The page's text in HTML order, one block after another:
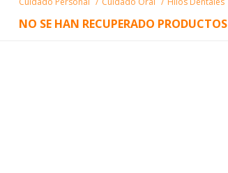
NO SE HAN RECUPERADO PRODUCTOS
help